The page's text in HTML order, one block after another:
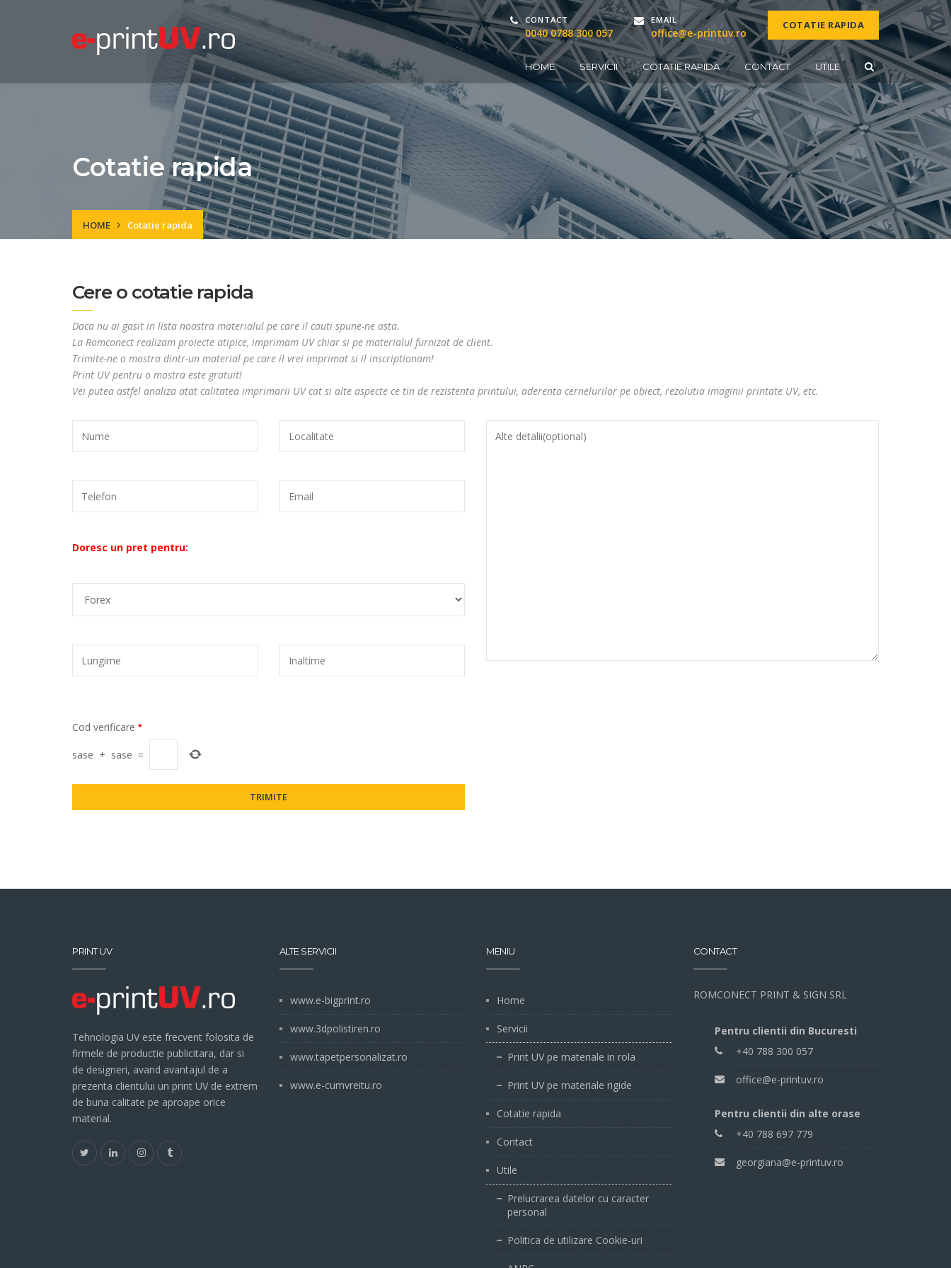
CONTACT
0040 0788 300 057
EMAIL
office@e-printuv.ro
COTATIE RAPIDA
HOME SERVICII COTATIE RAPIDA CONTACT UTILE
Cotatie rapida
HOME Cotatie rapida
Cere o cotatie rapida
Daca nu ai gasit in lista noastra materialul pe care il cauti spune-ne asta.
La Romconect realizam proiecte atipice, imprimam UV chiar si pe materialul furnizat de client.
Trimite-ne o mostra dintr-un material pe care il vrei imprimat si il inscriptionam!
Print UV pentru o mostra este gratuit!
Vei putea astfel analiza atat calitatea imprimarii UV cat si alte aspecte ce tin de rezistenta printului, aderenta cernelurilor pe obiect, rezolutia imaginii printate UV, etc.
Doresc un pret pentru:
Cod verificare *
sase + sase =
PRINT UV
Tehnologia UV este frecvent folosita de
firmele de productie publicitara, dar si
de designeri, avand avantajul de a
prezenta clientului un print UV de extrem
de buna calitate pe aproape orice
material.
ALTE SERVICII
www.e-bigprint.ro
www.3dpolistiren.ro
www.tapetpersonalizat.ro
www.e-cumvreitu.ro
MENIU
Home
Servicii
Print UV pe materiale in rola
Print UV pe materiale rigide
Cotatie rapida
Contact
Utile
Prelucrarea datelor cu caracter
personal
Politica de utilizare Cookie-uri
CONTACT
ROMCONECT PRINT & SIGN SRL
Pentru clientii din Bucuresti
+40 788 300 057
office@e-printuv.ro
Pentru clientii din alte orase
+40 788 697 779
georgiana@e-printuv.ro